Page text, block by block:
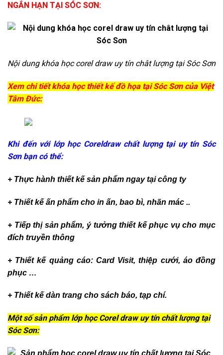
NGẮN HẠN TẠI SÓC SƠN:
Nội dung khóa học corel draw uy tín chât lượng tại Sóc Sơn
Xem chi tiết khóa học thiết kế đồ họa tại Sóc Sơn của Việt
Tâm Đức:
Khi đến với lớp học Coreldraw chất lượng tại uy tín Sóc
Sơn bạn có thể:
+ Thực hành thiết kế sản phẩm ngay tại công ty
+ Thiết kế ấn phẩm cho in ấn, bao bì, nhãn mác ..
+ Tiếp thị sản phẩm, ý tưởng thiết kế phục vụ cho mục
đích truyền thông
+ Thiết kế quảng cáo: Card Visit, thiệp cưới, áo đồng
phục …
+ Thiết kế dàn trang cho sách báo, tạp chí.
Một số sản phẩm lớp học Corel draw uy tín chất lượng tại
Sóc Sơn: